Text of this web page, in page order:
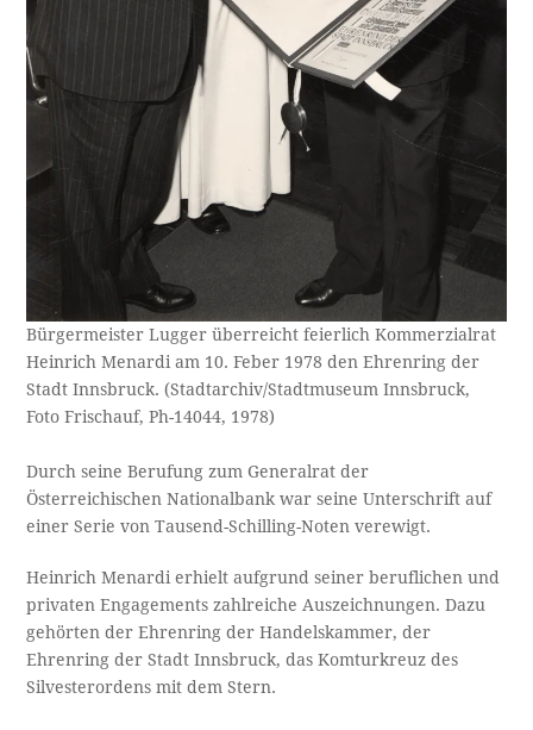
Bürgermeister Lugger überreicht feierlich Kommerzialrat
Heinrich Menardi am 10. Feber 1978 den Ehrenring der
Stadt Innsbruck. (Stadtarchiv/Stadtmuseum Innsbruck,
Foto Frischauf, Ph-14044, 1978)
Durch seine Berufung zum Generalrat der
Österreichischen Nationalbank war seine Unterschrift auf
einer Serie von Tausend-Schilling-Noten verewigt.
Heinrich Menardi erhielt aufgrund seiner beruflichen und
privaten Engagements zahlreiche Auszeichnungen. Dazu
gehörten der Ehrenring der Handelskammer, der
Ehrenring der Stadt Innsbruck, das Komturkreuz des
Silvesterordens mit dem Stern.